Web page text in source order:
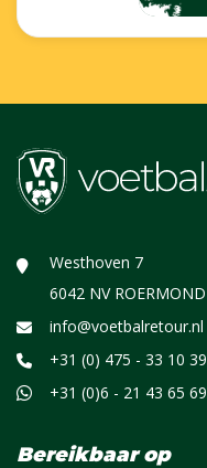
Westhoven 7
6042 NV ROERMOND
info@voetbalretour.nl
+31 (0) 475 - 33 10 39
+31 (0)6 - 21 43 65 69
Bereikbaar op